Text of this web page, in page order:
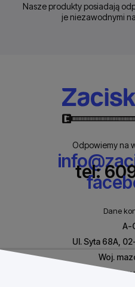
Nasze produkty posiadają
je niezawodnymi
Odpowiemy na
tel:
Dane
A-
Ul. Syta 68A,
Woj.
Biuro czynne